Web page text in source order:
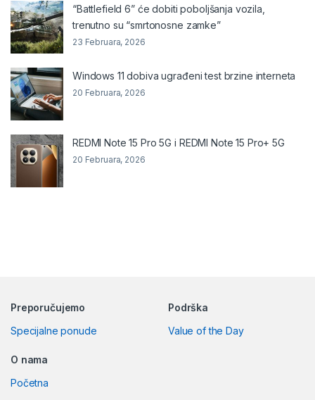
“Battlefield 6” će dobiti poboljšanja vozila,
trenutno su “smrtonosne zamke”
23 Februara, 2026
Windows 11 dobiva ugrađeni test brzine interneta
20 Februara, 2026
REDMI Note 15 Pro 5G i REDMI Note 15 Pro+ 5G
20 Februara, 2026
Preporučujemo
Specijalne ponude
Podrška
Value of the Day
O nama
Početna